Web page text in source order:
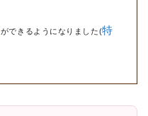
ができるようになりました(特